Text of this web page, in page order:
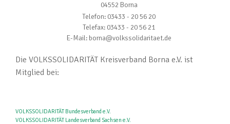
04552 Borna
Telefon: 03433 - 20 56 20
Telefax: 03433 - 20 56 21
E-Mail: borna@volkssolidaritaet.de
Die VOLKSSOLIDARITÄT Kreisverband Borna e.V. ist
Mitglied bei:
VOLKSSOLIDARITÄT Bundesverband e.V.
VOLKSSOLIDARITÄT Landesverband Sachsen e.V.